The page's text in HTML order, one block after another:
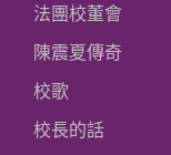
法團校董會
陳震夏傳奇
校歌
校長的話